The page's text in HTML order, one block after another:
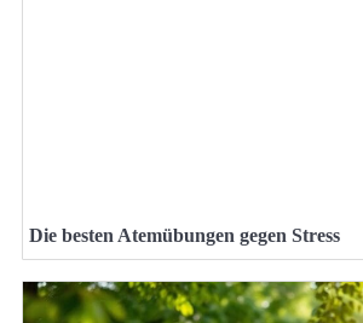
Die besten Atemübungen gegen Stress